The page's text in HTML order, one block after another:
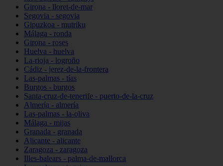
Girona - lloret-de-mar
Segovia - segovia
Gipuzkoa - mutriku
Málaga - ronda
Girona - roses
Huelva - huelva
La-rioja - logroño
Cádiz - jerez-de-la-frontera
Las-palmas - tías
Burgos - burgos
Santa-cruz-de-tenerife - puerto-de-la-cruz
Almería - almería
Las-palmas - la-oliva
Málaga - mijas
Granada - granada
Alicante - alicante
Zaragoza - zaragoza
Illes-balears - palma-de-mallorca